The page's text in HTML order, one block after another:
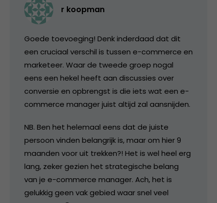
r koopman
Goede toevoeging! Denk inderdaad dat dit
een cruciaal verschil is tussen e-commerce en
marketeer. Waar de tweede groep nogal
eens een hekel heeft aan discussies over
conversie en opbrengst is die iets wat een e-
commerce manager juist altijd zal aansnijden.
NB. Ben het helemaal eens dat de juiste
persoon vinden belangrijk is, maar om hier 9
maanden voor uit trekken?! Het is wel heel erg
lang, zeker gezien het strategische belang
van je e-commerce manager. Ach, het is
gelukkig geen vak gebied waar snel veel